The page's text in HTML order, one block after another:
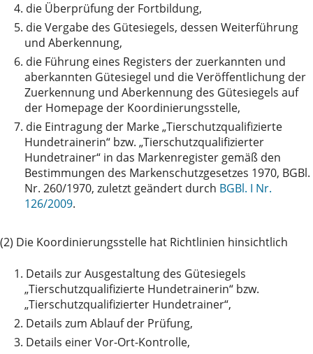
4. die Überprüfung der Fortbildung,
5. die Vergabe des Gütesiegels, dessen Weiterführung
und Aberkennung,
6. die Führung eines Registers der zuerkannten und
aberkannten Gütesiegel und die Veröffentlichung der
Zuerkennung und Aberkennung des Gütesiegels auf
der Homepage der Koordinierungsstelle,
7. die Eintragung der Marke „Tierschutzqualifizierte
Hundetrainerin“ bzw. „Tierschutzqualifizierter
Hundetrainer“ in das Markenregister gemäß den
Bestimmungen des Markenschutzgesetzes 1970, BGBl.
Nr. 260/1970, zuletzt geändert durch BGBl. I Nr.
126/2009.
(2) Die Koordinierungsstelle hat Richtlinien hinsichtlich
1. Details zur Ausgestaltung des Gütesiegels
„Tierschutzqualifizierte Hundetrainerin“ bzw.
„Tierschutzqualifizierter Hundetrainer“,
2. Details zum Ablauf der Prüfung,
3. Details einer Vor-Ort-Kontrolle,